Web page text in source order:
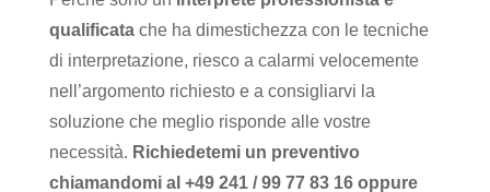
qualificatache ha dimestichezza con le tecniche
di interpretazione, riesco a calarmi velocemente
nell’argomento richiesto e a consigliarvi la
soluzione che meglio risponde alle vostre
necessità. Richiedetemi un preventivo
chiamandomi al +49 241 / 99 77 83 16 oppure